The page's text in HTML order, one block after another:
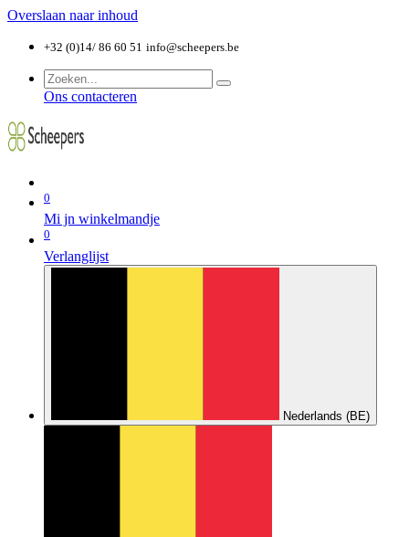
Overslaan naar inhoud
+32 (0)14/ 86 60 51 info@scheepers.be
Ons contacteren
0
Mi jn winkelmandje
0
Verlanglijst
Nederlands (BE)